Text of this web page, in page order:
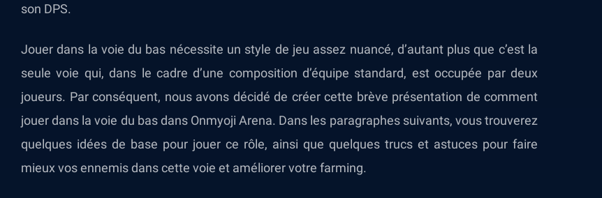
son DPS.
Jouer dans la voie du bas nécessite un style de jeu assez nuancé, d’autant plus que c’est la
seule voie qui, dans le cadre d’une composition d’équipe standard, est occupée par deux
joueurs. Par conséquent, nous avons décidé de créer cette brève présentation de comment
jouer dans la voie du bas dans Onmyoji Arena. Dans les paragraphes suivants, vous trouverez
quelques idées de base pour jouer ce rôle, ainsi que quelques trucs et astuces pour faire
mieux vos ennemis dans cette voie et améliorer votre farming.